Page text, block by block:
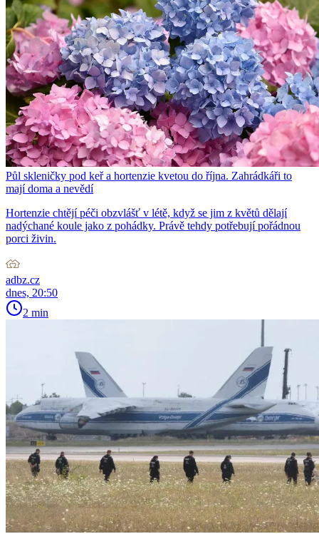
Půl skleničky pod keř a hortenzie kvetou do října. Zahrádkáři to
mají doma a nevědí
Hortenzie chtějí péči obzvlášť v létě, když se jim z květů dělají
nadýchané koule jako z pohádky. Právě tehdy potřebují pořádnou
porci živin.
adbz.cz
dnes, 20:50
2 min